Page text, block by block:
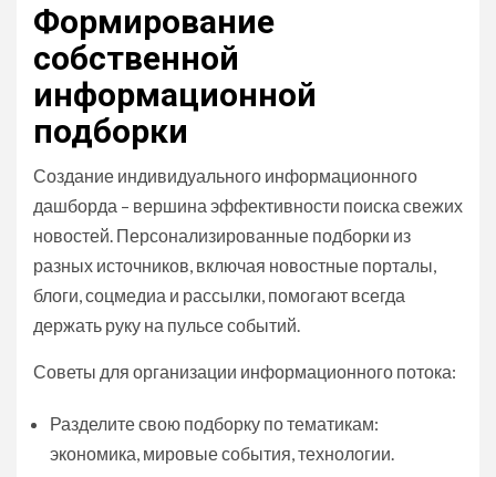
Формирование
собственной
информационной
подборки
Создание индивидуального информационного
дашборда – вершина эффективности поиска свежих
новостей. Персонализированные подборки из
разных источников, включая новостные порталы,
блоги, соцмедиа и рассылки, помогают всегда
держать руку на пульсе событий.
Советы для организации информационного потока:
Разделите свою подборку по тематикам:
экономика, мировые события, технологии.